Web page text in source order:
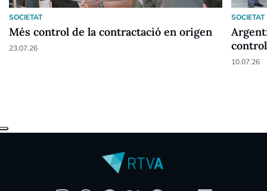
SOCIETAT
Més control de la contractació en origen
23.07.26
SOCIETAT
10.07.26